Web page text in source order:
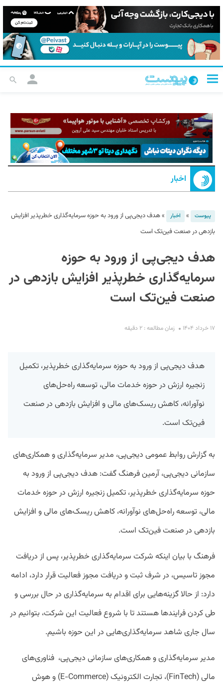
اخبار
پیوست » اخبار »هدف دیجی‌پی از ورود به حوزه سرمایه‌گذاری خطرپذیر افزایش
بازدهی در صنعت فین‌تک است
هدف دیجی‌پی از ورود به حوزه
سرمایه‌گذاری خطرپذیر افزایش بازدهی در
صنعت فین‌تک است
۱۷ خرداد ۱۴۰۴ زمان مطالعه : ۲ دقیقه
هدف دیجی‌پی از ورود به حوزه سرمایه‌گذاری خطرپذیر، تکمیل
زنجیره ارزش در حوزه خدمات مالی، توسعه راه‌حل‌های
نوآورانه، کاهش ریسک‌های مالی و افزایش بازدهی در صنعت
فین‌تک است.
به گزارش روابط عمومی دیجی‌پی، مدیر سرمایه‌گذاری و همکاری‌های
سازمانی دیجی‌پی، آرمین فرهنگ گفت: هدف دیجی‌پی از ورود به
حوزه سرمایه‌گذاری خطرپذیر، تکمیل زنجیره ارزش در حوزه خدمات
مالی، توسعه راه‌حل‌های نوآورانه، کاهش ریسک‌های مالی و افزایش
بازدهی در صنعت فین‌تک است.
فرهنگ با بیان اینکه شرکت سرمایه‌گذاری خطرپذیر، پس از دریافت
مجوز تاسیس، در شرف ثبت و دریافت مجوز فعالیت قرار دارد، ادامه
دارد: از حالا گزینه‌هایی برای اقدام به سرمایه‌گذاری در حال بررسی و
طی کردن فرایند‌ها هستند تا با شروع فعالیت این شرکت، بتوانیم در
سال جاری شاهد سرمایه‌گذاری‌هایی در این حوزه باشیم.
مدیر سرمایه‌گذاری و همکاری‌های سازمانی دیجی‌پی، فناوری‌های
مالی (FinTech)، تجارت الکترونیک (E-Commerce) و هوش